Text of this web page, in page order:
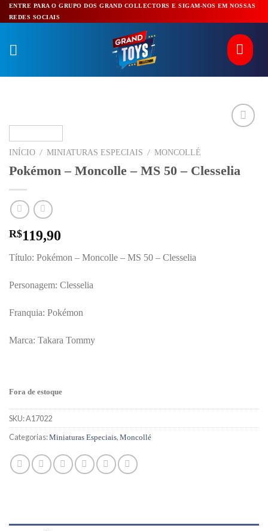
Pular
para
ENTRE PARA O GRUPO DOS GRAND COLLECTORS E SIGAM-NOS EM NOSSAS
REDES SOCIAIS
INÍCIO / MINIATURAS ESPECIAIS / MONCOLLÉ
Pokémon – Moncolle – MS 50 – Clesselia
R$119,90
Título: Pokémon – Moncolle – MS 50 – Clesselia
Personagem: Clesselia
Franquia: Pokémon
Marca: Takara Tommy
Fora de estoque
SKU:A17022
Categorias:Miniaturas Especiais, Moncollé